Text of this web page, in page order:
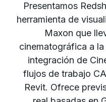
Presentamos
herramienta de
Maxon que
cinematográfica a
integración de
flujos de trabajo
Revit. Ofrece